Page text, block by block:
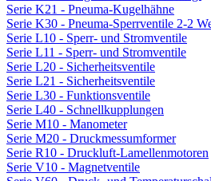
Serie K21 - Pneuma-Kugelhähne
Serie K30 - Pneuma-Sperrventile 2-2
Serie L10 - Sperr- und Stromventile
Serie L11 - Sperr- und Stromventile
Serie L20 - Sicherheitsventile
Serie L21 - Sicherheitsventile
Serie L30 - Funktionsventile
Serie L40 - Schnellkupplungen
Serie M10 - Manometer
Serie M20 - Druckmessumformer
Serie R10 - Druckluft-Lamellenmotoren
Serie V10 - Magnetventile